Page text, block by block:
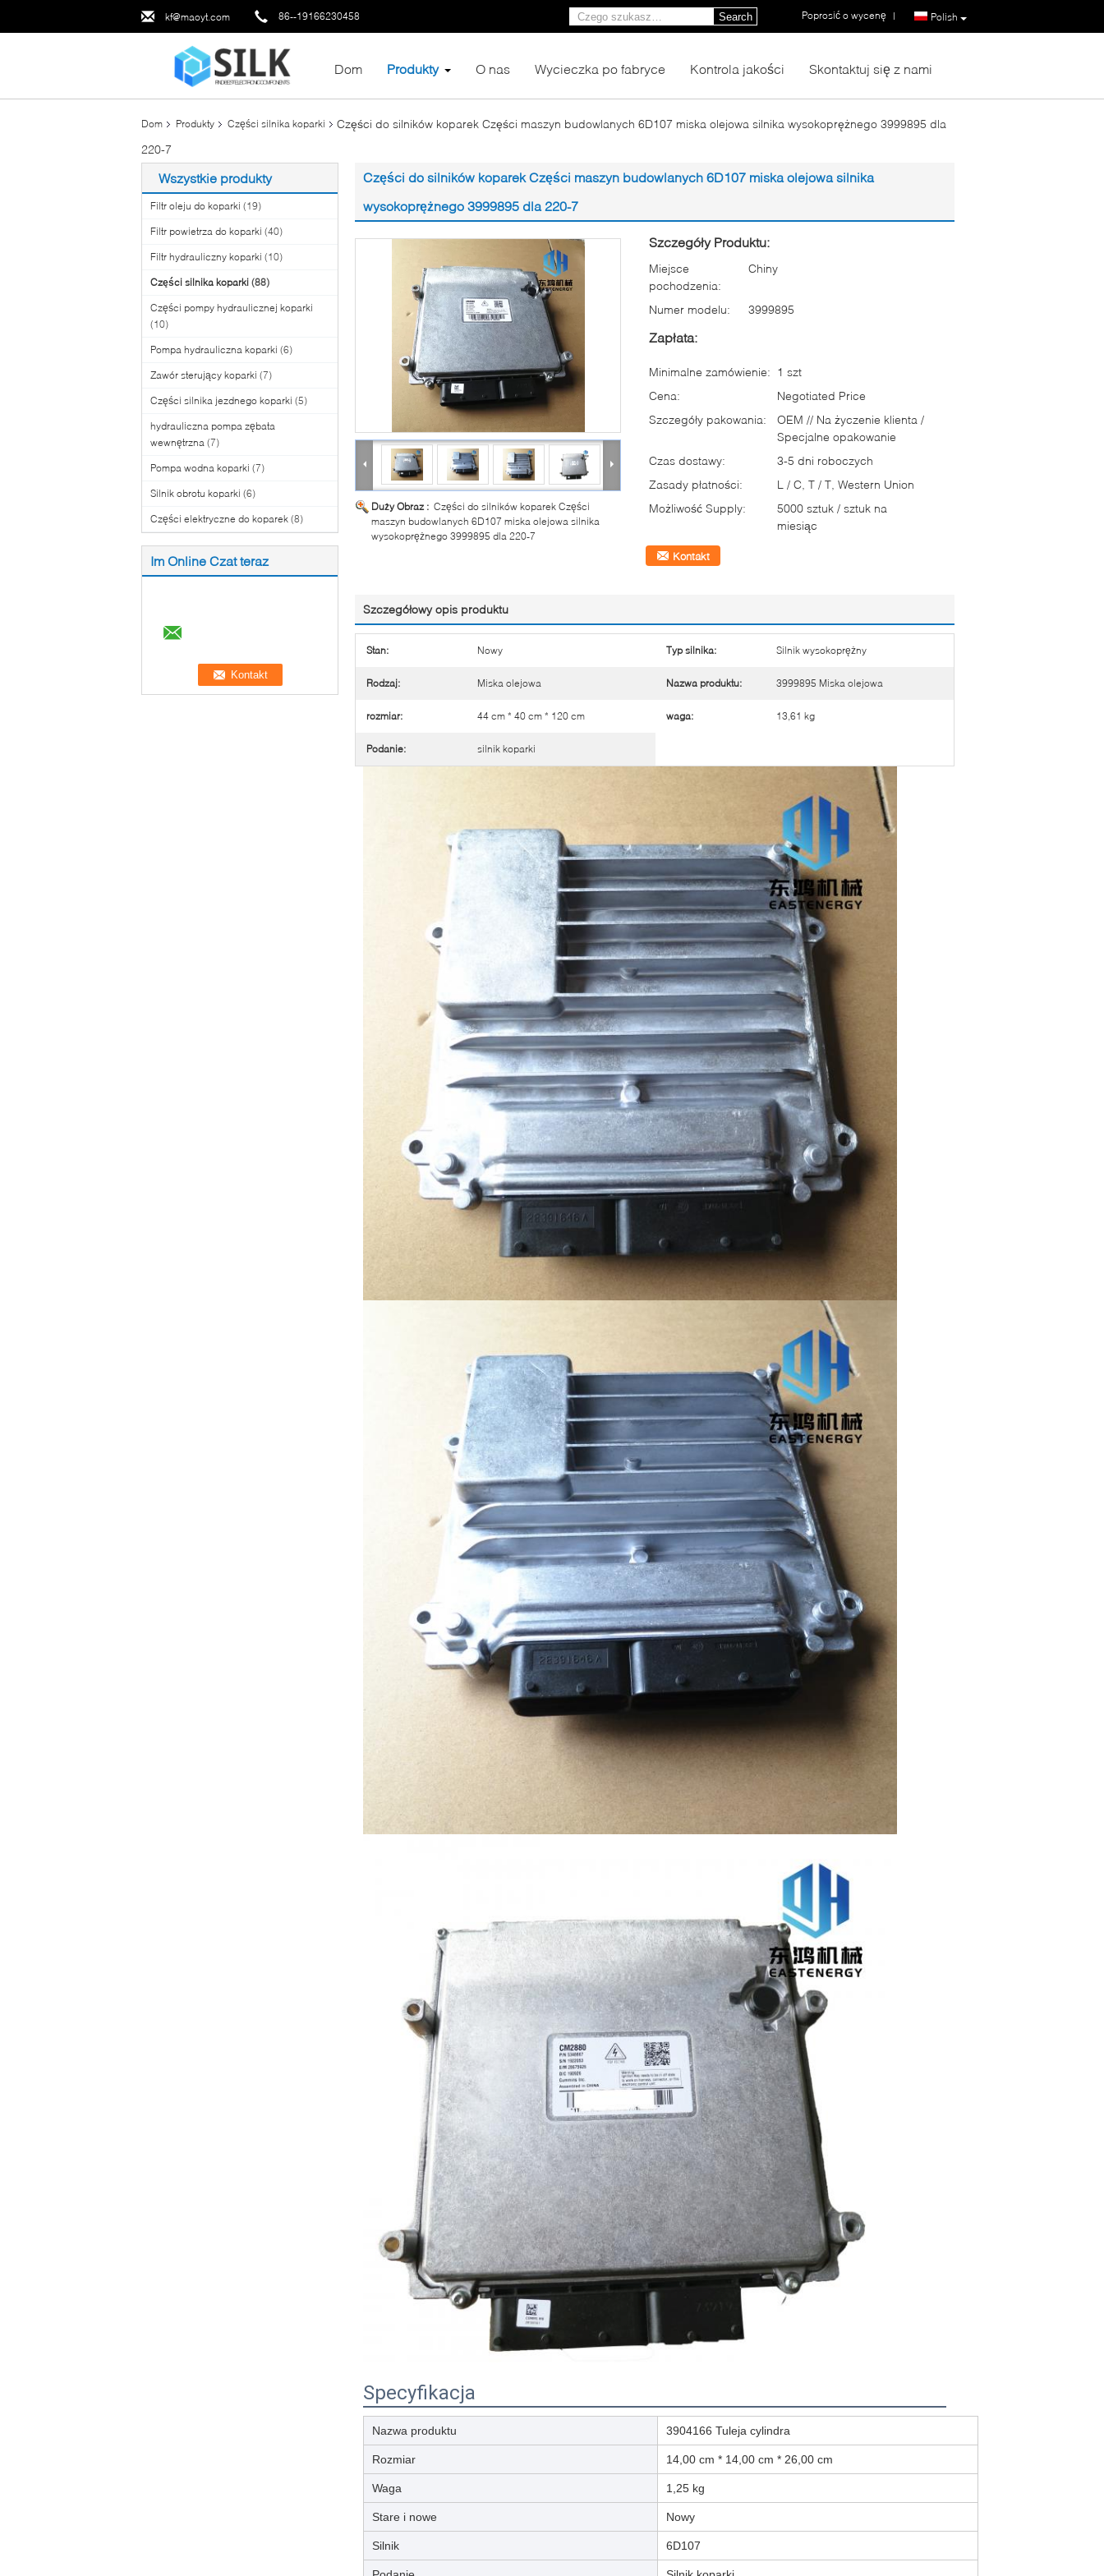
kf@maoyt.com 86--19166230458 Polish
Poprosić o wycenę |
Search
Dom Produkty O nas Wycieczka po fabryce Kontrola jakości Skontaktuj się z nami
Dom Produkty Części silnika koparki
Części do silników koparek Części maszyn budowlanych 6D107 miska olejowa silnika wysokoprężnego 3999895 dla
220-7
Wszystkie produkty
Filtr oleju do koparki (19)
Filtr powietrza do koparki (40)
Filtr hydrauliczny koparki (10)
Części silnika koparki (88)
Części pompy hydraulicznej koparki
(10)
Pompa hydrauliczna koparki (6)
Zawór sterujący koparki (7)
Części silnika jezdnego koparki (5)
hydrauliczna pompa zębata
wewnętrzna (7)
Pompa wodna koparki (7)
Silnik obrotu koparki (6)
Części elektryczne do koparek (8)
Im Online Czat teraz
Części do silników koparek Części maszyn budowlanych 6D107 miska olejowa silnika
wysokoprężnego 3999895 dla 220-7
Duży Obraz : Części do silników koparek Części
maszyn budowlanych 6D107 miska olejowa silnika
wysokoprężnego 3999895 dla 220-7
Szczegóły Produktu:
Miejsce
pochodzenia:
Chiny
Numer modelu: 3999895
Zapłata:
Minimalne zamówienie: 1 szt
Cena:
Negotiated Price
Szczegóły pakowania:
OEM // Na życzenie klienta /
Specjalne opakowanie
Czas dostawy:
3-5 dni roboczych
Zasady płatności:
L / C, T / T, Western Union
Możliwość Supply:
5000 sztuk / sztuk na
miesiąc
Kontakt
Szczegółowy opis produktu
Stan: Nowy Typ silnika: Silnik wysokoprężny
Rodzaj: Miska olejowa Nazwa produktu: 3999895 Miska olejowa
rozmiar: 44 cm * 40 cm * 120 cm waga: 13,61 kg
Podanie: silnik koparki
Specyfikacja
Nazwa produktu 3904166 Tuleja cylindra
Rozmiar 14,00 cm * 14,00 cm * 26,00 cm
Waga 1,25 kg
Stare i nowe Nowy
Silnik 6D107